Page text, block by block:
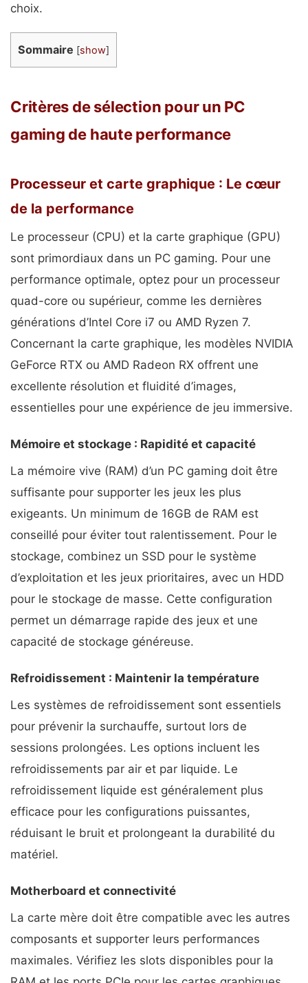
choix.
Sommaire [show]
Critères de sélection pour un PC
gaming de haute performance
Processeur et carte graphique : Le cœur
de la performance
Le processeur (CPU) et la carte graphique (GPU)
sont primordiaux dans un PC gaming. Pour une
performance optimale, optez pour un processeur
quad-core ou supérieur, comme les dernières
générations d’Intel Core i7 ou AMD Ryzen 7.
Concernant la carte graphique, les modèles NVIDIA
GeForce RTX ou AMD Radeon RX offrent une
excellente résolution et fluidité d’images,
essentielles pour une expérience de jeu immersive.
Mémoire et stockage : Rapidité et capacité
La mémoire vive (RAM) d’un PC gaming doit être
suffisante pour supporter les jeux les plus
exigeants. Un minimum de 16GB de RAM est
conseillé pour éviter tout ralentissement. Pour le
stockage, combinez un SSD pour le système
d’exploitation et les jeux prioritaires, avec un HDD
pour le stockage de masse. Cette configuration
permet un démarrage rapide des jeux et une
capacité de stockage généreuse.
Refroidissement : Maintenir la température
Les systèmes de refroidissement sont essentiels
pour prévenir la surchauffe, surtout lors de
sessions prolongées. Les options incluent les
refroidissements par air et par liquide. Le
refroidissement liquide est généralement plus
efficace pour les configurations puissantes,
réduisant le bruit et prolongeant la durabilité du
matériel.
Motherboard et connectivité
La carte mère doit être compatible avec les autres
composants et supporter leurs performances
maximales. Vérifiez les slots disponibles pour la